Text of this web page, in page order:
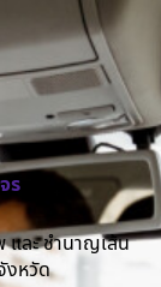
ร
และ ชำนาญเส้น
งหวัด